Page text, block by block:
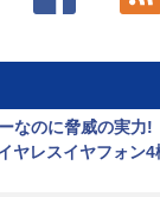
なのに脅威の実力
ヤレスイヤフォン4